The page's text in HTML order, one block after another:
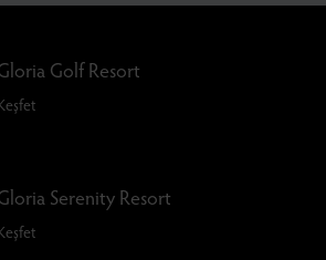
Golf Resort
Serenity Resort